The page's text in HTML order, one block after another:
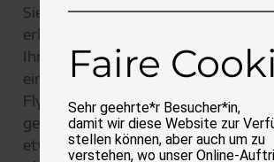
Sie haben ein besonderes Projekt,
erhöhte Unterstützung braucht?
Ihnen gerne bei der Gestaltung und
einer hochwertigen Broschüre. Im
Flyer besteht eine Broschüre aus
gehefteten Seiten. Eine gute Wahl,
etwas mehr Informationen über ein
Faire
Sehr geehrte*r Besucher*in,
damit wir diese Website zur
stellen können, aber auch um zu
verstehen, wo unser Online-